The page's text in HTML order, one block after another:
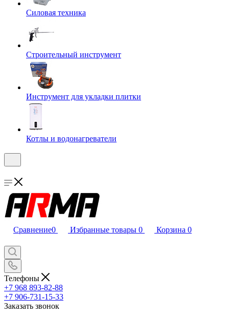
Силовая техника
Строительный инструмент
Инструмент для укладки плитки
Котлы и водонагреватели
Сравнение0 Избранные товары 0 Корзина 0
Телефоны
+7 968 893-82-88
+7 906-731-15-33
Заказать звонок